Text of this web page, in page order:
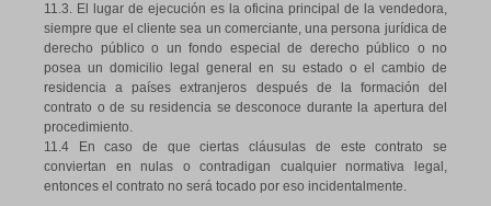
11.3. El lugar de ejecución es la oficina principal de la vendedora,
siempre que el cliente sea un comerciante, una persona jurídica de
derecho público o un fondo especial de derecho público o no
posea un domicilio legal general en su estado o el cambio de
residencia a países extranjeros después de la formación del
contrato o de su residencia se desconoce durante la apertura del
procedimiento.
11.4 En caso de que ciertas cláusulas de este contrato se
conviertan en nulas o contradigan cualquier normativa legal,
entonces el contrato no será tocado por eso incidentalmente.